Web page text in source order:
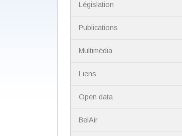
Législation
Publications
Multimédia
Liens
Open data
BelAir